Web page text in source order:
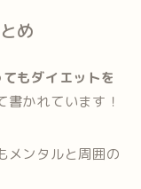
め
もダイエットを
書かれています！
メンタルと周囲の